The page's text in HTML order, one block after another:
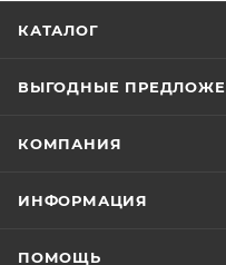
КАТАЛОГ
ВЫГОДНЫЕ
КОМПАНИЯ
ИНФОРМАЦИЯ
ПОМОЩЬ